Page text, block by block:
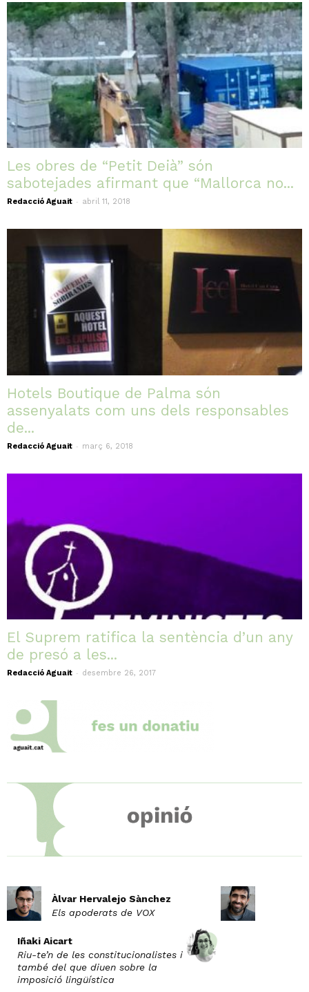
Les obres de “Petit Deià” són
sabotejades afirmant que “Mallorca no...
Redacció Aguait - abril 11, 2018
Hotels Boutique de Palma són
assenyalats com uns dels responsables
de...
Redacció Aguait - març 6, 2018
El Suprem ratifica la sentència d’un any
de presó a les...
Redacció Aguait - desembre 26, 2017
Àlvar Hervalejo Sànchez
Els apoderats de VOX
Iñaki Aicart
Riu-te’n de les constitucionalistes i
també del que diuen sobre la
imposició lingüística